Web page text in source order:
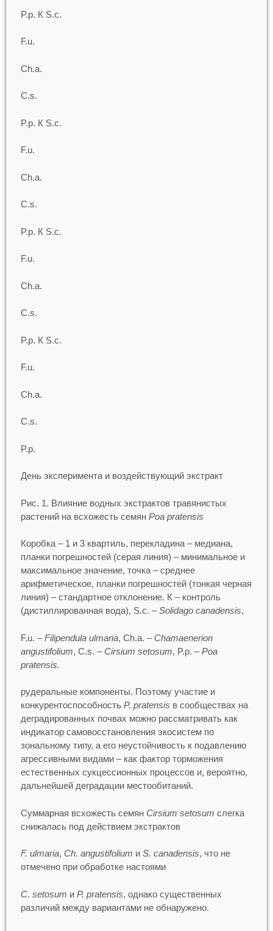
P.p. К S.c.
F.u.
Ch.a.
C.s.
P.p. К S.c.
F.u.
Ch.a.
C.s.
P.p. К S.c.
F.u.
Ch.a.
C.s.
P.p. К S.c.
F.u.
Ch.a.
C.s.
P.p.
День эксперимента и воздействующий экстракт
Рис. 1. Влияние водных экстрактов травянистых
растений на всхожесть семян Poa pratensis
Коробка – 1 и 3 квартиль, перекладина – медиана,
планки погрешностей (серая линия) – минимальное и
максимальное значение, точка – среднее
арифметическое, планки погрешностей (тонкая черная
линия) – стандартное отклонение. К – контроль
(дистиллированная вода), S.c. –Solidago canadensis,
F.u. –Filipendula ulmaria, Ch.a. –Chamaenerion
angustifolium, C.s. –Cirsium setosum, P.p. –Poa
pratensis.
рудеральные компоненты. Поэтому участие и
конкурентоспособность P. pratensis в сообществах на
деградированных почвах можно рассматривать как
индикатор самовосстановления экосистем по
зональному типу, а его неустойчивость к подавлению
агрессивными видами – как фактор торможения
естественных сукцессионных процессов и, вероятно,
дальнейшей деградации местообитаний.
Суммарная всхожесть семян Cirsium setosum слегка
снижалась под действием экстрактов
F. ulmaria, Ch. angustifolium и S. canadensis, что не
отмечено при обработке настоями
C. setosum и P. pratensis, однако существенных
различий между вариантами не обнаружено.